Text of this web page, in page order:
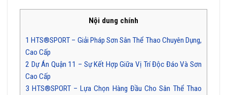
Nội dung chính
1 HTS®SPORT – Giải Pháp Sơn Sân Thể Thao Chuyên Dụng,
Cao Cấp
2 Dự Án Quận 11 – Sự Kết Hợp Giữa Vị Trí Độc Đáo Và Sơn
Cao Cấp
3 HTS®SPORT – Lựa Chọn Hàng Đầu Cho Sân Thể Thao